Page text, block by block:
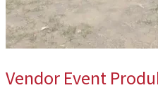
Vendor Event